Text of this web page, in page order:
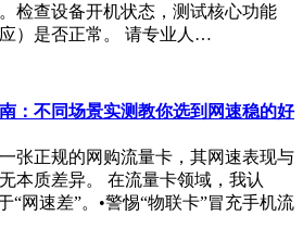
检查设备开机状态，测试核心功能
）是否正常。 请专业人…
：不同场景实测教你选到网速稳的好
张正规的网购流量卡，其网速表现与
本质差异。 在流量卡领域，我认
“网速差”。•警惕“物联卡”冒充手机流